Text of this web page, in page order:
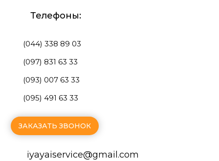
Телефоны:
(044) 338 89 03
(097) 831 63 33
(093) 007 63 33
(095) 491 63 33
ЗАКАЗАТЬ ЗВОНОК
iyayaiservice@gmаil.com